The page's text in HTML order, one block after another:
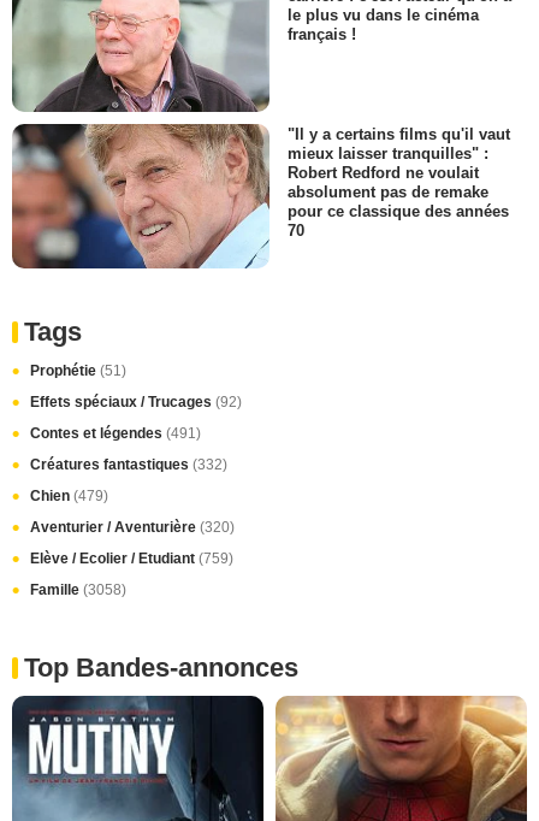
le plus vu dans le cinéma
français !
"Il y a certains films qu'il vaut
mieux laisser tranquilles" :
Robert Redford ne voulait
absolument pas de remake
pour ce classique des années
70
Tags
Prophétie (51)
Effets spéciaux / Trucages (92)
Contes et légendes (491)
Créatures fantastiques (332)
Chien (479)
Aventurier / Aventurière (320)
Elève / Ecolier / Etudiant (759)
Famille (3058)
Top Bandes-annonces